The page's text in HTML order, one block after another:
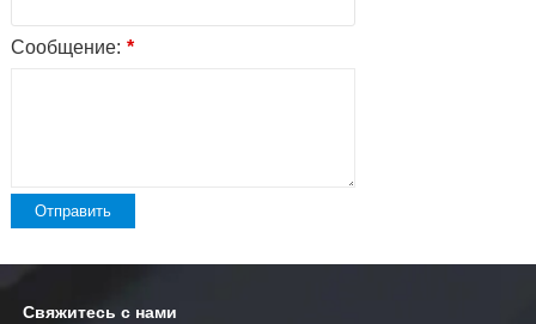
Сообщение: *
Отправить
Свяжитесь с нами